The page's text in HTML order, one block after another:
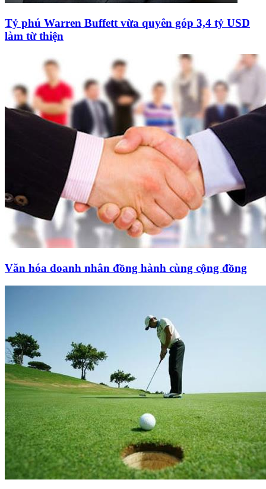
Tỷ phú Warren Buffett vừa quyên góp 3,4 tỷ USD
làm từ thiện
Văn hóa doanh nhân đồng hành cùng cộng đồng